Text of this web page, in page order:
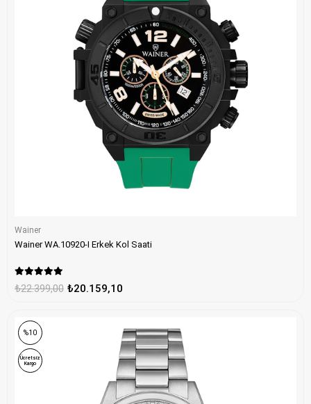
Wainer
Wainer WA.10920-I Erkek Kol Saati
₺20.159,10
₺22.399,00
%10
Ücretsiz
Kargo